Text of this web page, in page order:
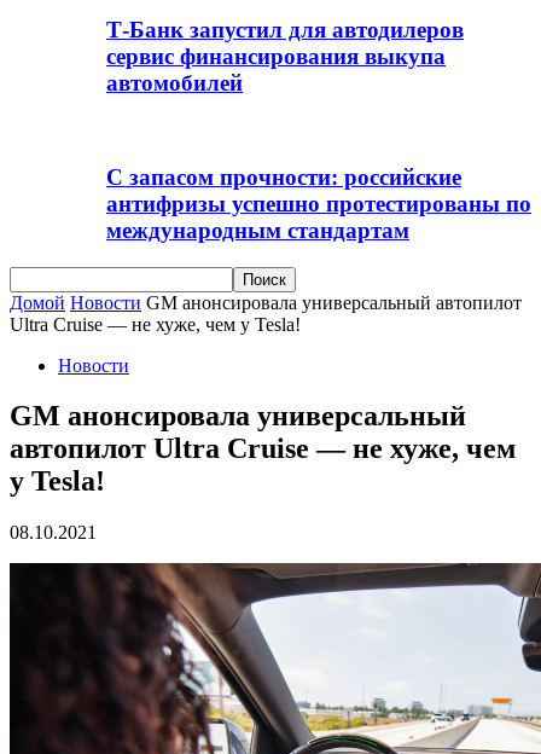
Т-Банк запустил для автодилеров
сервис финансирования выкупа
автомобилей
С запасом прочности: российские
антифризы успешно протестированы по
международным стандартам
Домой Новости GM анонсировала универсальный автопилот
Ultra Cruise — не хуже, чем у Tesla!
Новости
GM анонсировала универсальный
автопилот Ultra Cruise — не хуже, чем
у Tesla!
08.10.2021